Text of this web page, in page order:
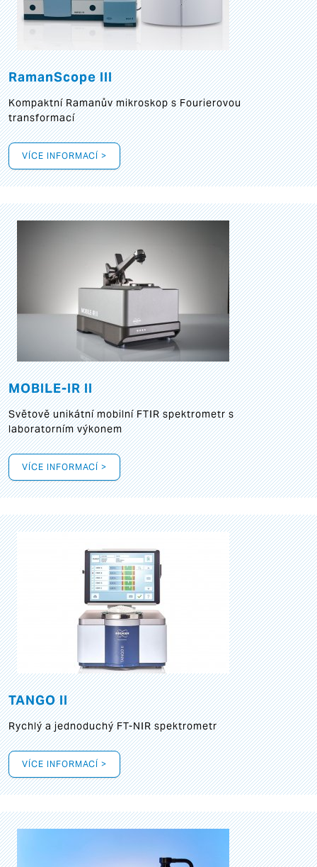
RamanScope III
Kompaktní Ramanův mikroskop s Fourierovou
transformací
VÍCE INFORMACÍ >
MOBILE-IR II
Světově unikátní mobilní FTIR spektrometr s
laboratorním výkonem
VÍCE INFORMACÍ >
TANGO II
Rychlý a jednoduchý FT-NIR spektrometr
VÍCE INFORMACÍ >